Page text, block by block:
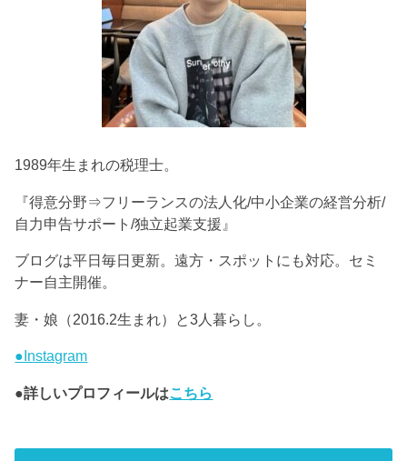
1989年生まれの税理士。
『得意分野⇒フリーランスの法人化/中小企業の経営分析/
自力申告サポート/独立起業支援』
ブログは平日毎日更新。遠方・スポットにも対応。セミ
ナー自主開催。
妻・娘（2016.2生まれ）と3人暮らし。
●Instagram
●詳しいプロフィールはこちら